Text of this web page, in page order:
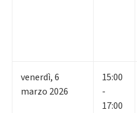
venerdì,6
marzo 2026
15:00
-
17:00